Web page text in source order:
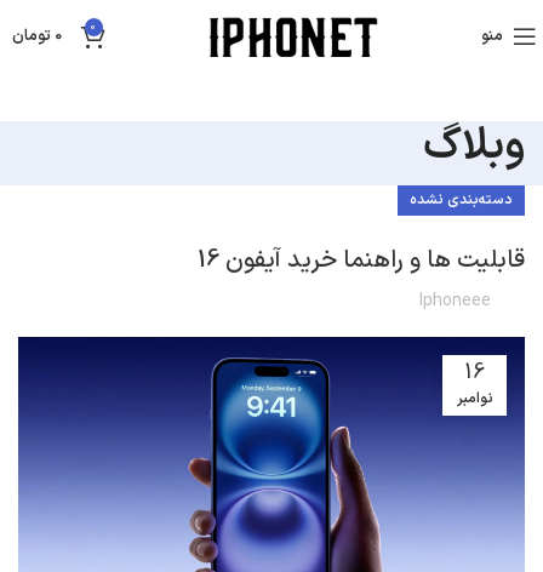
منو 0
0 تومان
وبلاگ
دسته‌بندی نشده
قابلیت ها و راهنما خرید آیفون 16
Iphoneee
16
نوامبر